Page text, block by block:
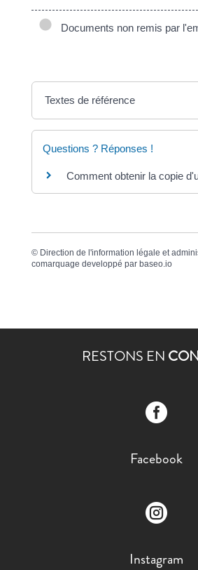
Documents non remis par
Textes de référence
Questions ? Réponses !
Comment obtenir la copie
© Direction de l'information légale et
comarquage developpé par baseo.io
RESTONS EN

Facebook

Instagram